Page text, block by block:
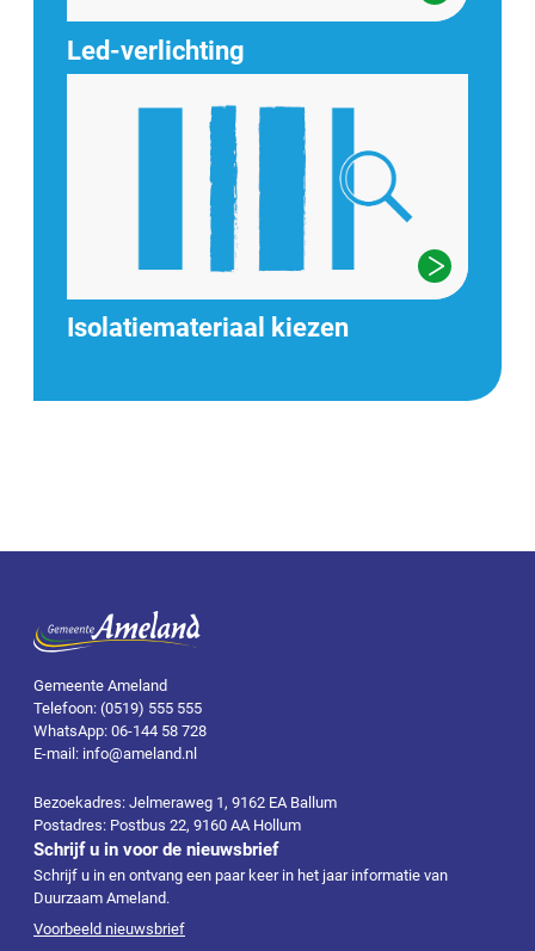
Led-verlichting
Isolatiemateriaal kiezen
Gemeente Ameland
Telefoon: (0519) 555 555
WhatsApp: 06-144 58 728
E-mail: info@ameland.nl
Bezoekadres: Jelmeraweg 1, 9162 EA Ballum
Postadres: Postbus 22, 9160 AA Hollum
Schrijf u in voor de nieuwsbrief
Schrijf u in en ontvang een paar keer in het jaar informatie van
Duurzaam Ameland.
Voorbeeld nieuwsbrief